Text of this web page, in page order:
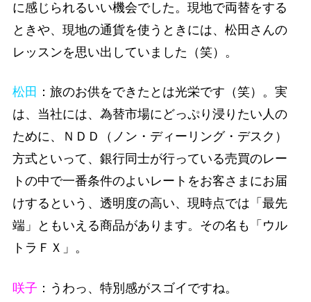
に感じられるいい機会でした。現地で両替をする
ときや、現地の通貨を使うときには、松田さんの
レッスンを思い出していました（笑）。
松田 ：旅のお供をできたとは光栄です（笑）。実
は、当社には、為替市場にどっぷり浸りたい人の
ために、ＮＤＤ（ノン・ディーリング・デスク）
方式といって、銀行同士が行っている売買のレー
トの中で一番条件のよいレートをお客さまにお届
けするという、透明度の高い、現時点では「最先
端」ともいえる商品があります。その名も「ウル
トラＦＸ」。
咲子 ：うわっ、特別感がスゴイですね。